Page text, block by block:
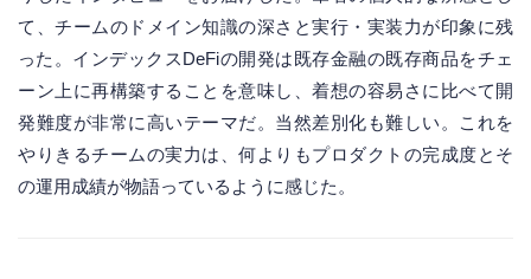
て、チームのドメイン知識の深さと実行・実装力が印象に残
った。インデックスDeFiの開発は既存金融の既存商品をチェ
ーン上に再構築することを意味し、着想の容易さに比べて開
発難度が非常に高いテーマだ。当然差別化も難しい。これを
やりきるチームの実力は、何よりもプロダクトの完成度とそ
の運用成績が物語っているように感じた。